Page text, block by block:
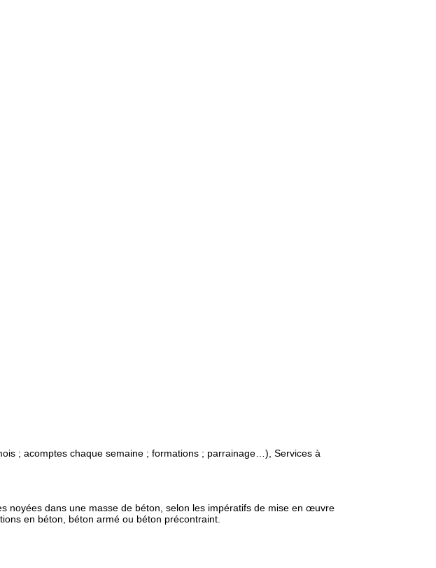
; acomptes chaque semaine ; formations ; parrainage…), Services à
noyées dans une masse de béton, selon les impératifs de mise en œuvre
en béton, béton armé ou béton précontraint.